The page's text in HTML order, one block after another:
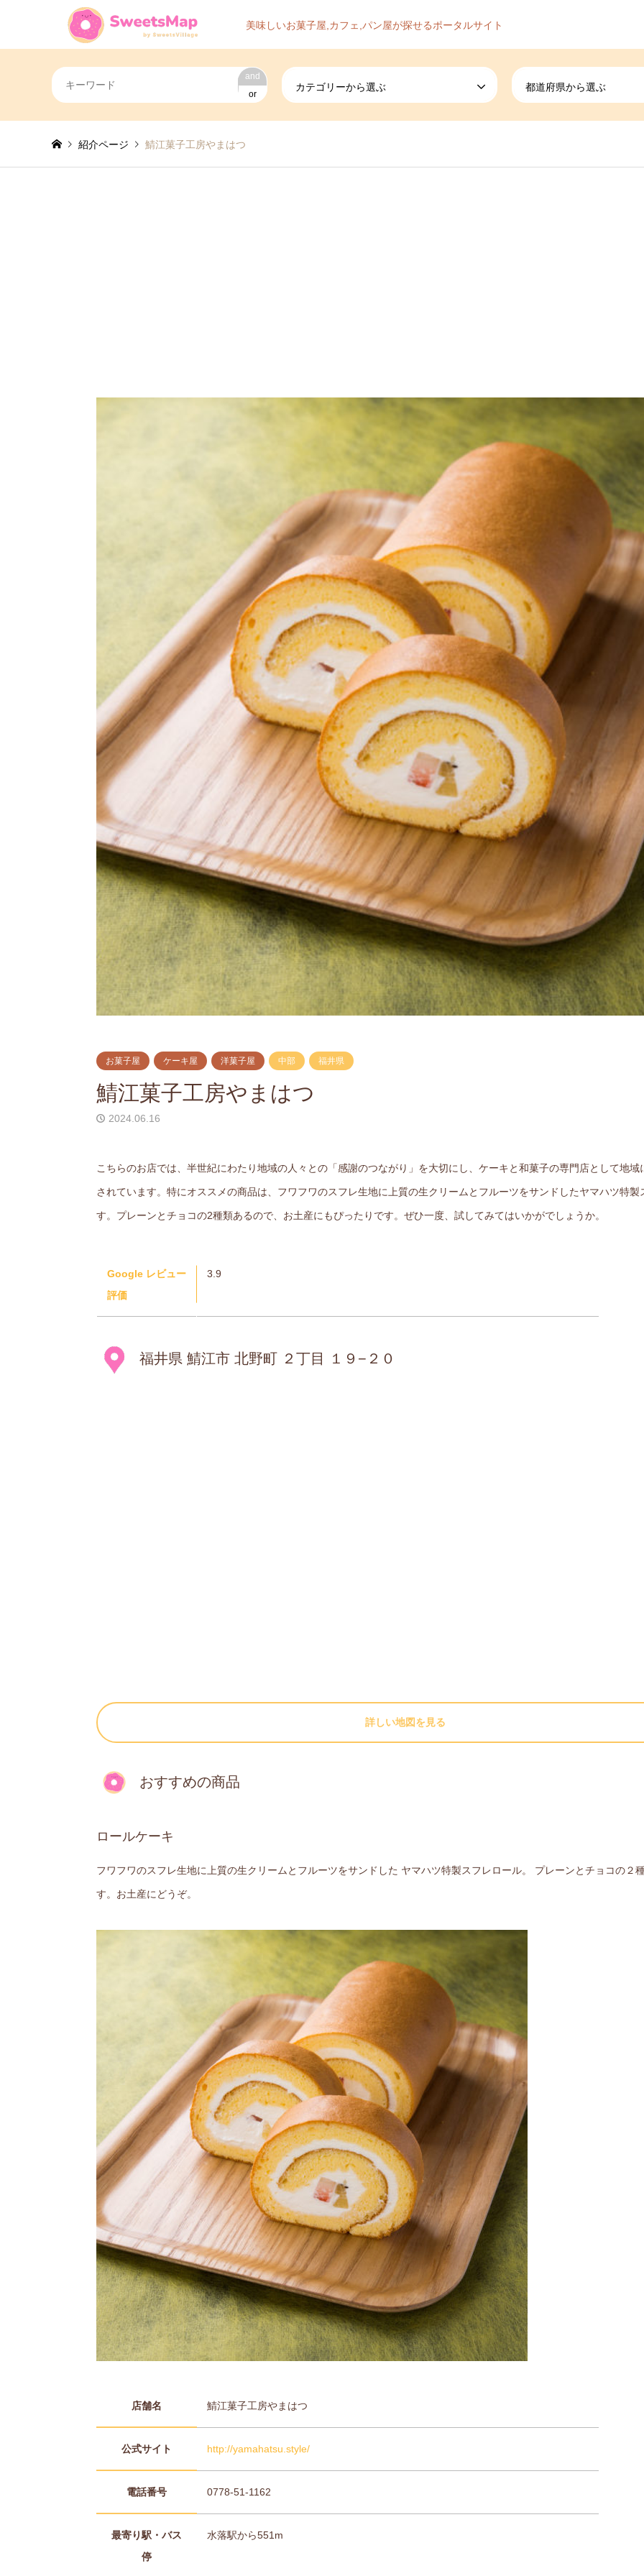
美味しいお菓子屋,カフェ,パン屋が探せるポータルサイト
and
or
カテゴリーから選ぶ 都道府県から選ぶ
紹介ページ 鯖江菓子工房やまはつ
お菓子屋 ケーキ屋 洋菓子屋 中部 福井県
鯖江菓子工房やまはつ
2024.06.16
こちらのお店では、半世紀にわたり地域の人々との「感謝のつながり」を大切にし、ケーキと和菓子の専門店として地域
されています。特にオススメの商品は、フワフワのスフレ生地に上質の生クリームとフルーツをサンドしたヤマハツ特製
す。プレーンとチョコの2種類あるので、お土産にもぴったりです。ぜひ一度、試してみてはいかがでしょうか。
Google レビュー
評価
3.9
福井県 鯖江市 北野町 ２丁目 １９−２０
詳しい地図を見る
おすすめの商品
ロールケーキ
フワフワのスフレ生地に上質の生クリームとフルーツをサンドした ヤマハツ特製スフレロール。 プレーンとチョコの２
す。お土産にどうぞ。
店舗名 鯖江菓子工房やまはつ
公式サイト http://yamahatsu.style/
電話番号 0778-51-1162
最寄り駅・バス
停
水落駅から551m